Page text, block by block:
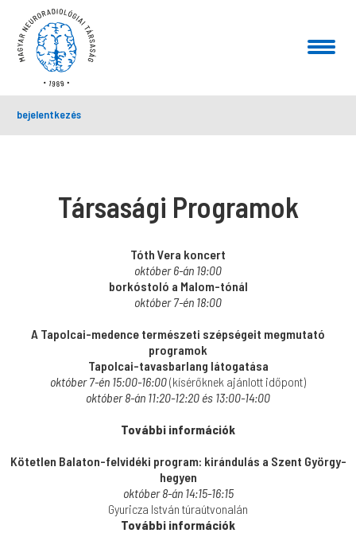
bejelentkezés
Társasági Programok
Tóth Vera koncert
október 6-án 19:00
borkóstoló a Malom-tónál
október 7-én 18:00
A Tapolcai-medence természeti szépségeit megmutató
programok
Tapolcai-tavasbarlang látogatása
október 7-én 15:00-16:00(kísérőknek ajánlott időpont)
október 8-án 11:20-12:20 és 13:00-14:00
További információk
Kötetlen Balaton-felvidéki program: kirándulás a Szent György-
hegyen
október 8-án 14:15-16:15
Gyuricza István túraútvonalán
További információk